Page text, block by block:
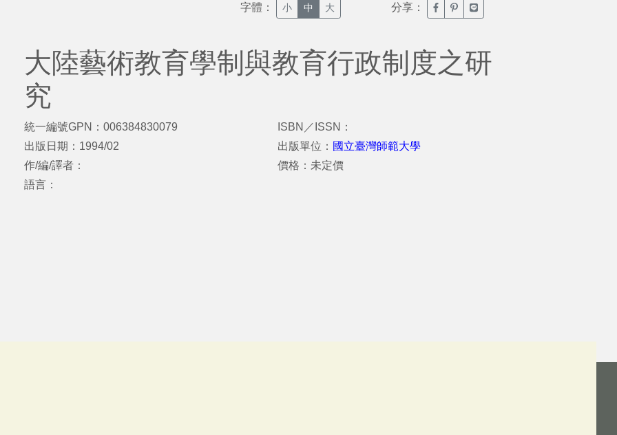
字體： 小 中 大 分享： 臉書分享(另開新視窗)
噗浪分享(另開新視窗)
Line分享(另開新視窗)
大陸藝術教育學制與教育行政制度之研
究
統一編號GPN：006384830079
出版日期：1994/02
作/編/譯者：
語言：
ISBN／ISSN：
出版單位： 國立臺灣師範大學
價格：未定價